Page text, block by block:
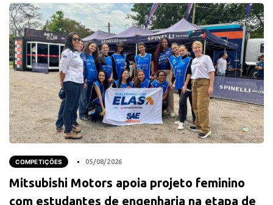
COMPETIÇÕES 05/08/2026
Mitsubishi Motors apoia projeto feminino
com estudantes de engenharia na etapa de